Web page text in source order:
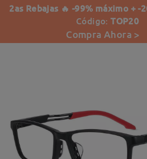
2as Rebajas 🔥 -99% máximo + -
Código:TOP20
Compra Ahora >